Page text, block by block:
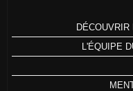
DÉCOUVRIR
L'ÉQUIPE